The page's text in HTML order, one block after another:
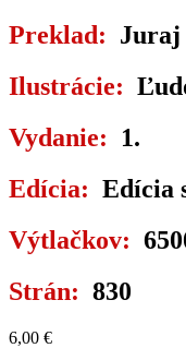
Preklad: Juraj
Ilustrácie:
Vydanie: 1.
Edícia: Edícia
Výtlačkov:
Strán: 830
6,00 €